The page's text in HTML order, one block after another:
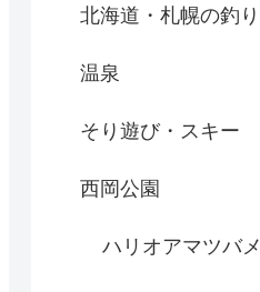
北海道・札幌の釣り
温泉
そり遊び・スキー
西岡公園
ハリオアマツバメ